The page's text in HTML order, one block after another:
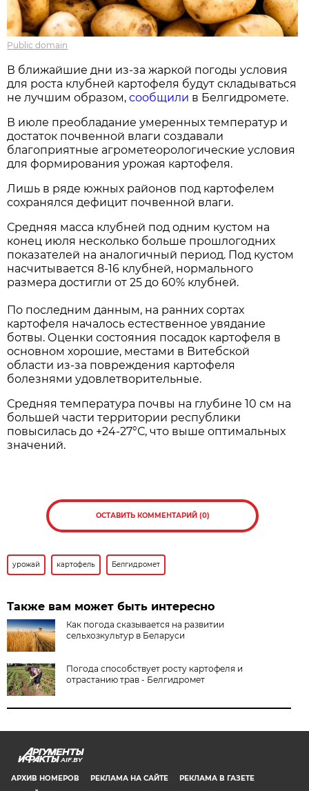
Public domain
В ближайшие дни из-за жаркой погоды условия
для роста клубней картофеля будут складываться
не лучшим образом,сообщили в Белгидромете.
В июле преобладание умеренных температур и
достаток почвенной влаги создавали
благоприятные агрометеорологические условия
для формирования урожая картофеля.
Лишь в ряде южных районов под картофелем
сохранялся дефицит почвенной влаги.
Средняя масса клубней под одним кустом на
конец июля несколько больше прошлогодних
показателей на аналогичный период. Под кустом
насчитывается 8-16 клубней, нормального
размера достигли от 25 до 60% клубней.
По последним данным, на ранних сортах
картофеля началось естественное увядание
ботвы. Оценки состояния посадок картофеля в
основном хорошие, местами в Витебской
области из-за повреждения картофеля
болезнями удовлетворительные.
Средняя температура почвы на глубине 10 см на
большей части территории республики
повысилась до +24-27°С, что выше оптимальных
значений.
ОСТАВИТЬ КОММЕНТАРИЙ (0)
урожай картофель Белгидромет
Также вам может быть интересно
Как погода сказывается на развитии
сельхозкультур в Беларуси
Погода способствует росту картофеля и
отрастанию трав - Белгидромет
AIF.BY
АРХИВ НОМЕРОВ РЕКЛАМА НА САЙТЕ
РЕКЛАМА В ГАЗЕТЕ